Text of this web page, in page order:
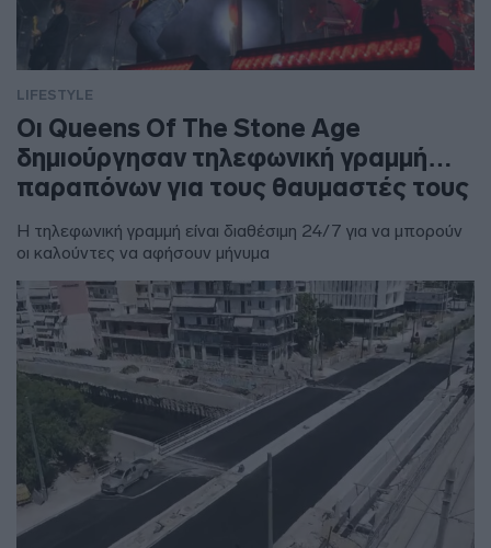
LIFESTYLE
Οι Queens Of The Stone Age
δημιούργησαν τηλεφωνική γραμμή…
παραπόνων για τους θαυμαστές τους
Η τηλεφωνική γραμμή είναι διαθέσιμη 24/7 για να μπορούν
οι καλούντες να αφήσουν μήνυμα